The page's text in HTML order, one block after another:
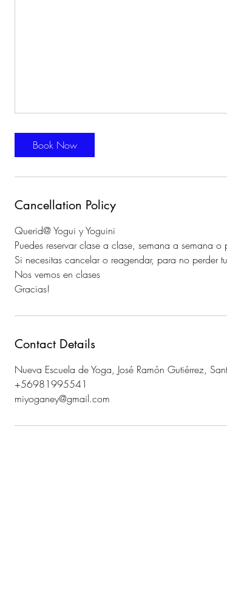
Book Now
Cancellation Policy
Querid@ Yogui y Yoguini
Puedes reservar clase a clase, semana a semana o
Si necesitas cancelar o reagendar, para no perder
Nos vemos en clases
Gracias!
Contact Details
Nueva Escuela de Yoga, José Ramón Gutiérrez,
+56981995541
miyoganey@gmail.com